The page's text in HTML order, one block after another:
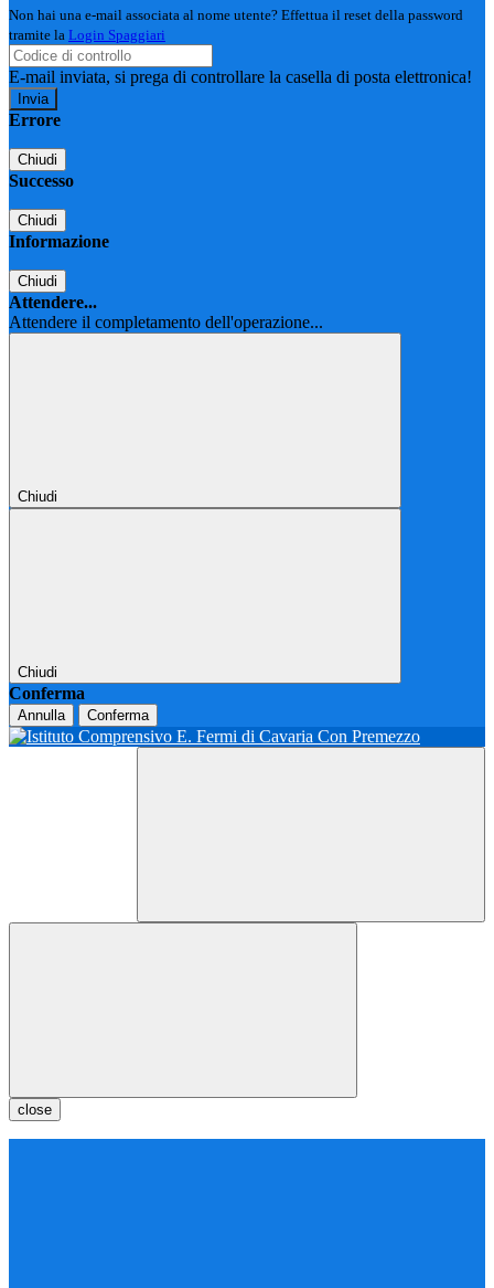
Non hai una e-mail associata al nome utente? Effettua il reset della password
tramite la Login Spaggiari
E-mail inviata, si prega di controllare la casella di posta elettronica!
Errore
Chiudi
Successo
Chiudi
Informazione
Chiudi
Attendere...
Attendere il completamento dell'operazione...
Chiudi
Chiudi
Conferma
Annulla Conferma
close